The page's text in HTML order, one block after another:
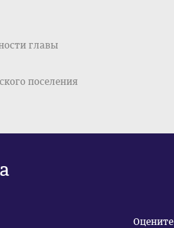
главы
сельского поселения